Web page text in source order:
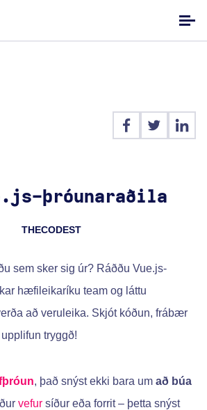
þróunaraðila
THECODEST
sem sker sig úr? Ráððu Vue.js-
hæfileikaríku team og láttu
að veruleika. Skjót kóðun, frábær
tryggð!
, það snýst ekki bara um að búa
vefur síður eða forrit – þetta snýst